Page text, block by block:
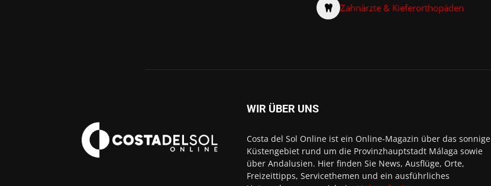
Zahnärzte & Kieferorthopäden
WIR ÜBER UNS
Costa del Sol Online ist ein Online-Magazin über das sonnige
Küstengebiet rund um die Provinzhauptstadt Málaga sowie
über Andalusien. Hier finden Sie News, Ausflüge, Orte,
Freizeittipps, Servicethemen und ein ausführliches